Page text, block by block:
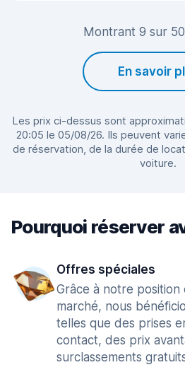
Montrant 9 sur
En savoir
Les prix ci-dessus sont
20:05 le 05/08/26. Ils peuvent
de réservation, de la durée de
voiture.
Pourquoi réserver
Offres spéciales
Grâce à notre position
marché, nous
telles que des prises
contact, des prix
surclassements